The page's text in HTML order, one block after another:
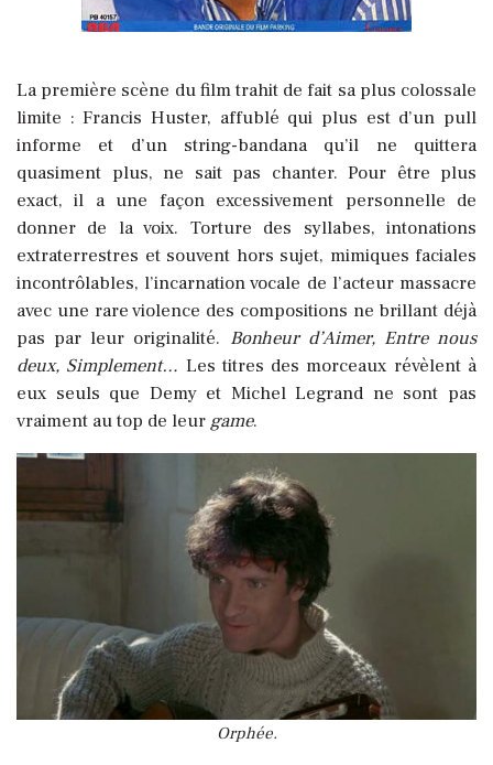
La première scène du film trahit de fait sa plus colossale
limite : Francis Huster, affublé qui plus est d’un pull
informe et d’un string-bandana qu’il ne quittera
quasiment plus, ne sait pas chanter. Pour être plus
exact, il a une façon excessivement personnelle de
donner de la voix. Torture des syllabes, intonations
extraterrestres et souvent hors sujet, mimiques faciales
incontrôlables, l’incarnation vocale de l’acteur massacre
avec une rare violence des compositions ne brillant déjà
pas par leur originalité. Bonheur d’Aimer, Entre nous
deux, Simplement… Les titres des morceaux révèlent à
eux seuls que Demy et Michel Legrand ne sont pas
vraiment au top de leurgame.
Orphée.